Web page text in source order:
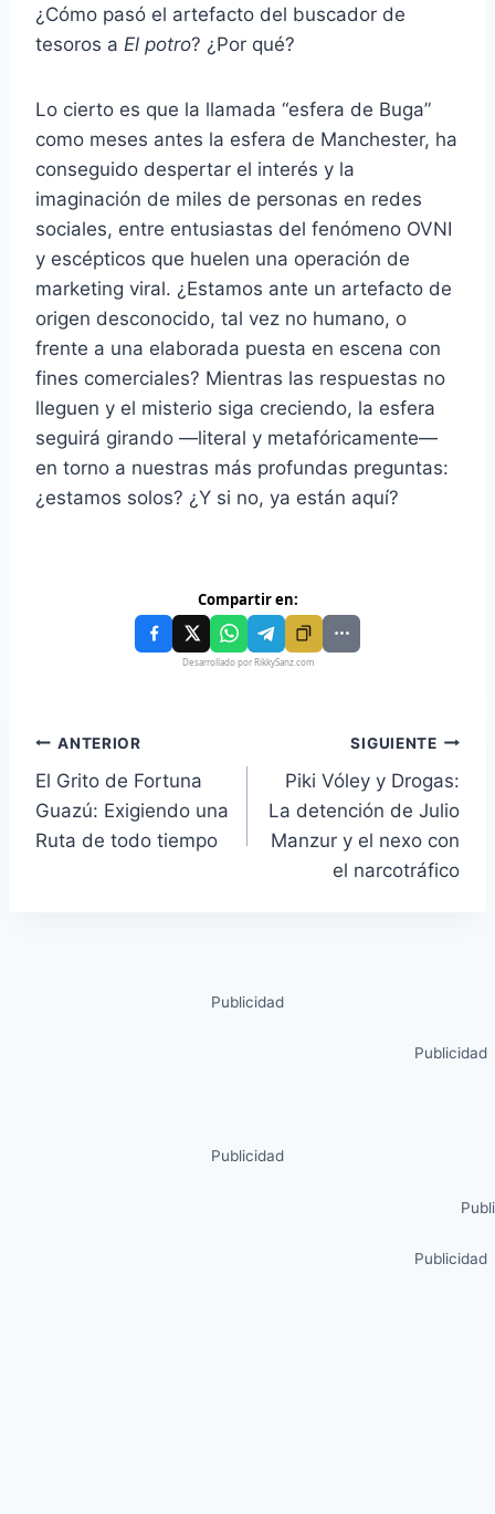
¿Cómo pasó el artefacto del buscador de
tesoros a El potro? ¿Por qué?
Lo cierto es que la llamada “esfera de Buga”
como meses antes la esfera de Manchester, ha
conseguido despertar el interés y la
imaginación de miles de personas en redes
sociales, entre entusiastas del fenómeno OVNI
y escépticos que huelen una operación de
marketing viral. ¿Estamos ante un artefacto de
origen desconocido, tal vez no humano, o
frente a una elaborada puesta en escena con
fines comerciales? Mientras las respuestas no
lleguen y el misterio siga creciendo, la esfera
seguirá girando —literal y metafóricamente—
en torno a nuestras más profundas preguntas:
¿estamos solos? ¿Y si no, ya están aquí?
Compartir en:
Desarrollado por RikkySanz.com
ANTERIOR
El Grito de Fortuna
Guazú: Exigiendo una
Ruta de todo tiempo
SIGUIENTE
Piki Vóley y Drogas:
La detención de Julio
Manzur y el nexo con
el narcotráfico
Publicidad
Publicidad
Publicidad
Publicidad